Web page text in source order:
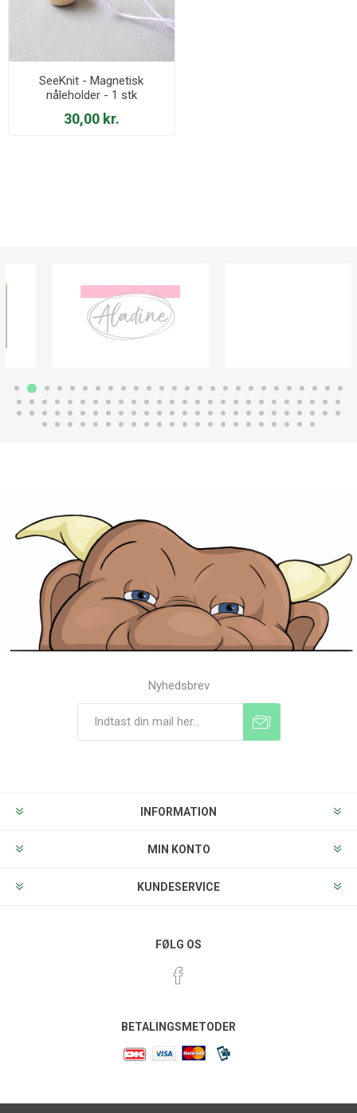
SeeKnit - Magnetisk
nåleholder - 1 stk
30,00 kr.
Nyhedsbrev
INFORMATION
MIN KONTO
KUNDESERVICE
FØLG OS
BETALINGSMETODER